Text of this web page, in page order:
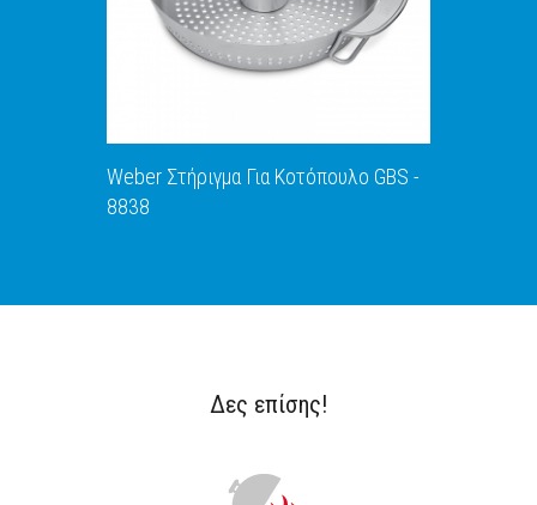
ΑΝΑΚΑΛΥΨΕ ΤΟ
Weber Στήριγμα Για Κοτόπουλο GBS -
8838
Δες επίσης!